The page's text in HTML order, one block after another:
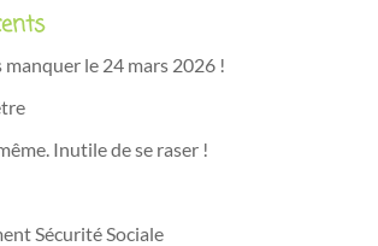
manquer le 24 mars 2026 !
Inutile de se raser !
Sécurité Sociale